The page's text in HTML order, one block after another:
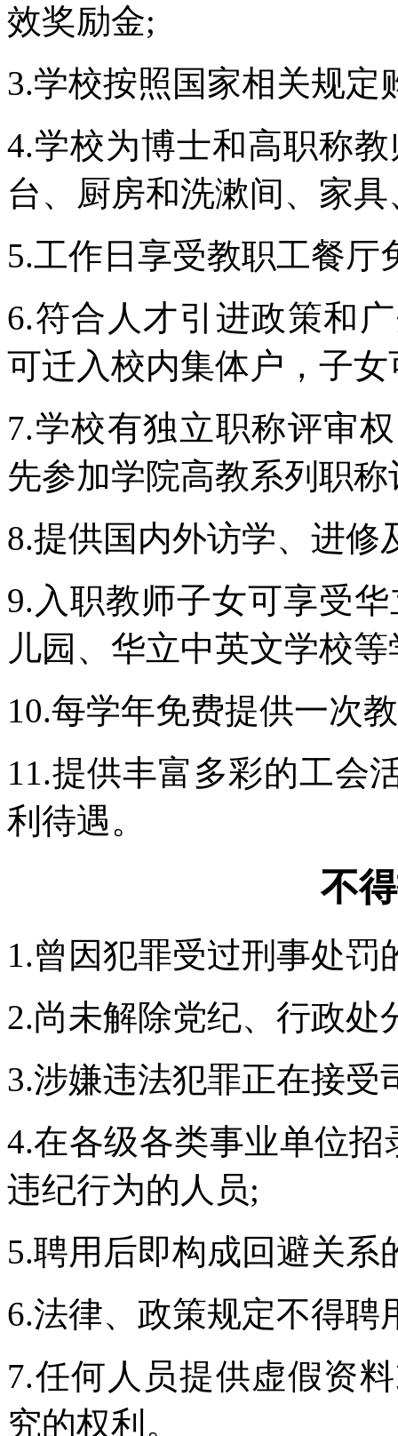
效奖励金;
3.学校按照国家相关规
4.学校为博士和高职称
台、厨房和洗漱间、家
5.工作日享受教职工餐厅
6.符合人才引进政策和
可迁入校内集体户，子
7.学校有独立职称评审
先参加学院高教系列职称
8.提供国内外访学、进修
9.入职教师子女可享受
儿园、华立中英文学校
10.每学年免费提供一次
11.提供丰富多彩的工会
利待遇。
不
1.曾因犯罪受过刑事处
2.尚未解除党纪、行政
3.涉嫌违法犯罪正在接
4.在各级各类事业单位
违纪行为的人员;
5.聘用后即构成回避关系
6.法律、政策规定不得聘
7.任何人员提供虚假资
究的权利。